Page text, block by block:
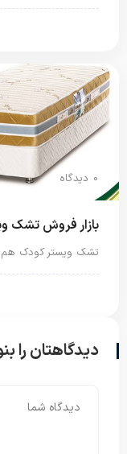
0 دیدگاه
بازار فروش تشک
تشک ویستر کودک هم
دیدگاهتان را